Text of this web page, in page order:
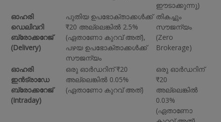
ഈടാക്കുന്നു)
ഓഹരി
ഡെലിവറി
ബ്രോക്കറേജ്
(Delivery)
പുതിയ ഉപഭോക്താക്കൾക്ക്
₹20 അല്ലെങ്കിൽ 2.5%
(ഏതാണോ കുറവ് അത്),
പഴയ ഉപഭോക്താക്കൾക്ക്
സൗജന്യം
തികച്ചും
സൗജന്യം
(Zero
Brokerage)
ഓഹരി
ഇൻട്രാഡേ
ബ്രോക്കറേജ്
(Intraday)
ഒരു ഓർഡറിന് ₹20
അല്ലെങ്കിൽ 0.05%
(ഏതാണോ കുറവ് അത്)
ഒരു ഓർഡറിന്
₹20
അല്ലെങ്കിൽ
0.03%
(ഏതാണോ